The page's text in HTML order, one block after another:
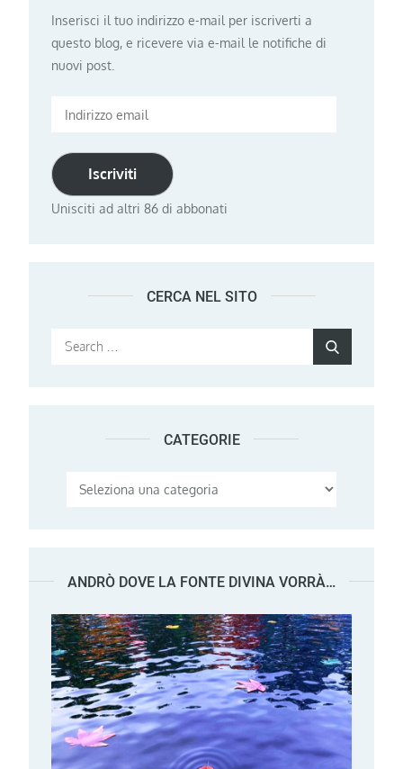
Inserisci il tuo indirizzo e-mail per iscriverti a
questo blog, e ricevere via e-mail le notifiche di
nuovi post.
Indirizzo
Iscriviti
Unisciti ad altri 86 di abbonati
CERCA NEL SITO
Search
CATEGORIE
Categorie
ANDRÒ DOVE LA FONTE DIVINA VORRÀ…